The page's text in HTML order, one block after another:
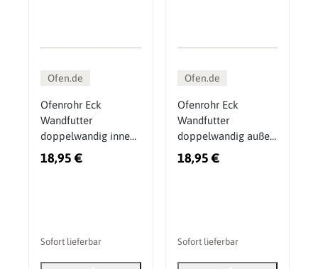
Ofen.de
Ofenrohr Eck
Wandfutter
doppelwandig innen
DN 150 mm
18,95 €
Sofort lieferbar
Ofen.de
Ofenrohr Eck
Wandfutter
doppelwandig außen
DN 150 mm
18,95 €
Sofort lieferbar